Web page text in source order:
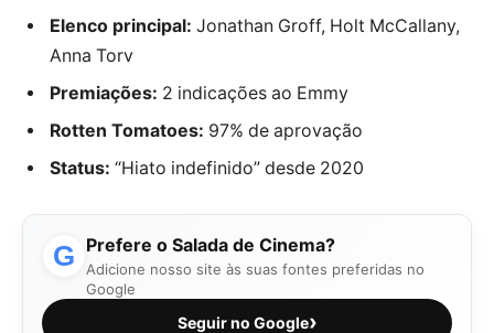
Elenco principal: Jonathan Groff, Holt McCallany,
Anna Torv
Premiações: 2 indicações ao Emmy
Rotten Tomatoes: 97% de aprovação
Status: “Hiato indefinido” desde 2020
G Prefere o Salada de Cinema?
Adicione nosso site às suas fontes preferidas no
Google
Seguir no Google›